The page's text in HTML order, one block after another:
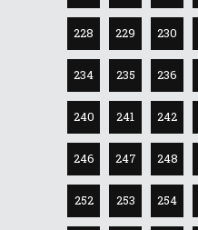
228 229 230
234 235 236
240 241 242
246 247 248
252 253 254